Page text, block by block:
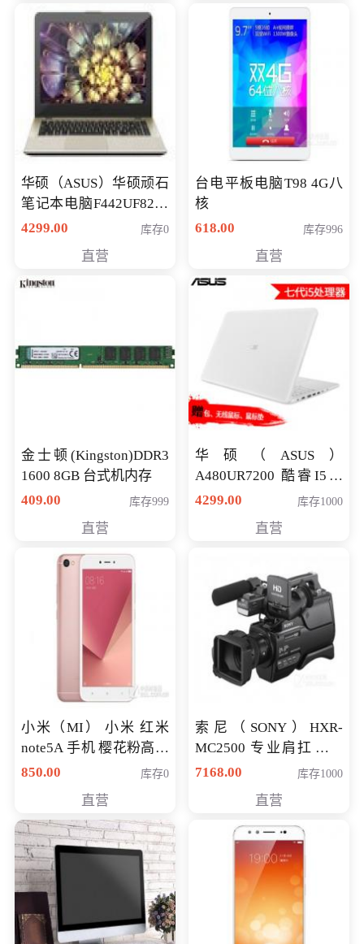
华硕（ASUS）华硕顽石
笔记本电脑F442UF8250
八代独显轻薄办公商务
4299.00 库存0
直营
台电平板电脑T98 4G八
核
618.00
库存996
直营
金士顿(Kingston)DDR3
1600 8GB 台式机内存
409.00
库存999
直营
华硕（ASUS）
A480UR7200 酷睿I5超
薄学生办公游戏独显笔
NV930-2G独
4299.00 库存1000
直营
小米（MI） 小米 红米
note5A 手机 樱花粉高配
版 全网通(3G+32G)
850.00 库存0
直营
索尼（SONY）HXR-
MC2500 专业肩扛式存
储卡全高清摄录一体机
清入门级摄像机
7168.00 库存1000
直营